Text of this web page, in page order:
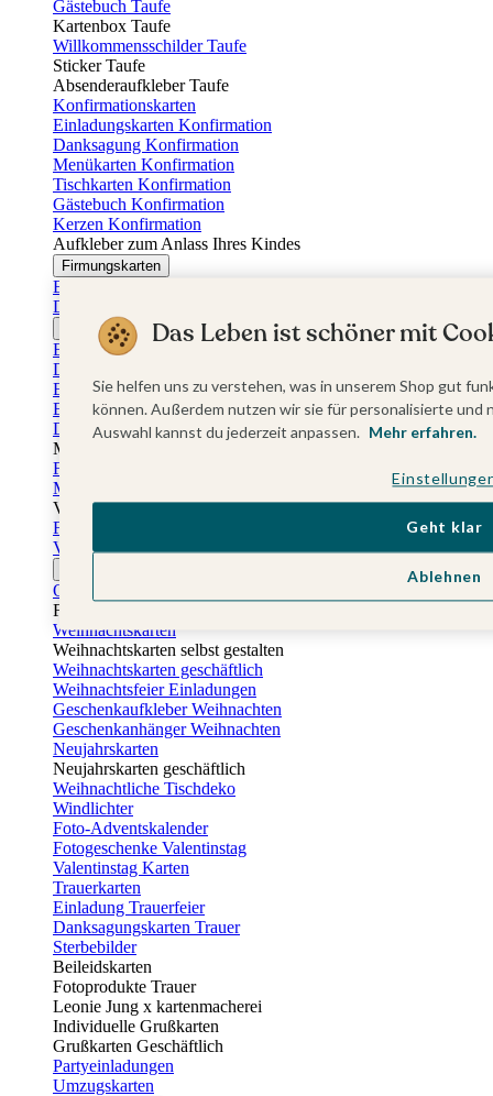
Gästebuch Taufe
Kartenbox Taufe
Willkommensschilder Taufe
Sticker Taufe
Absenderaufkleber Taufe
Konfirmationskarten
Einladungskarten Konfirmation
Danksagung Konfirmation
Menükarten Konfirmation
Tischkarten Konfirmation
Gästebuch Konfirmation
Kerzen Konfirmation
Aufkleber zum Anlass Ihres Kindes
Firmungskarten
Einladungskarten Firmung
Dankeskarten Firmung
Jugendweihekarten
Einladungskarten Jugendweihe
Dankeskarten Jugendweihe
Einschulungskarten
Einladungskarten Einschulung
Danksagung Einschulung
Muttertag
Fotogeschenke Muttertag
Muttertagskarten
Vatertag
Fotogeschenke Vatertag
Vatertagskarten
Osterkarten
Fotogeschenke zu Ostern
Weihnachtskarten
Weihnachtskarten selbst gestalten
Weihnachtskarten geschäftlich
Weihnachtsfeier Einladungen
Geschenkaufkleber Weihnachten
Geschenkanhänger Weihnachten
Neujahrskarten
Neujahrskarten geschäftlich
Weihnachtliche Tischdeko
Windlichter
Foto-Adventskalender
Fotogeschenke Valentinstag
Valentinstag Karten
Trauerkarten
Einladung Trauerfeier
Danksagungskarten Trauer
Sterbebilder
Beileidskarten
Fotoprodukte Trauer
Leonie Jung x kartenmacherei
Individuelle Grußkarten
Grußkarten Geschäftlich
Partyeinladungen
Umzugskarten
Das Leben ist schöner mit
Sie helfen uns zu verstehen, was in unserem Shop gut
können. Außerdem nutzen wir sie für personalisierte
Auswahl kannst du jederzeit anpassen. Mehr erfahren.
Ablehnen
Geht klar